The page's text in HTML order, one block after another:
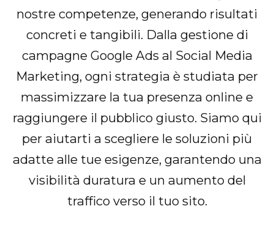
nostre competenze, generando risultati
concreti e tangibili. Dalla gestione di
campagne Google Ads al Social Media
Marketing, ogni strategia è studiata per
massimizzare la tua presenza online e
raggiungere il pubblico giusto. Siamo qui
per aiutarti a scegliere le soluzioni più
adatte alle tue esigenze, garantendo una
visibilità duratura e un aumento del
traffico verso il tuo sito.